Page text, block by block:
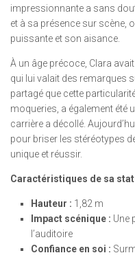
impressionnante a sans
et à sa présence sur scène,
puissante et son aisance.
À un âge précoce, Clara
qui lui valait des remarques
partagé que cette
moqueries, a également été
carrière a décollé.
pour briser les stéréotypes
unique et réussir.
Caractéristiques de sa
Hauteur : 1,82 m
Impact scénique : Une
l’auditoire
Confiance en soi :